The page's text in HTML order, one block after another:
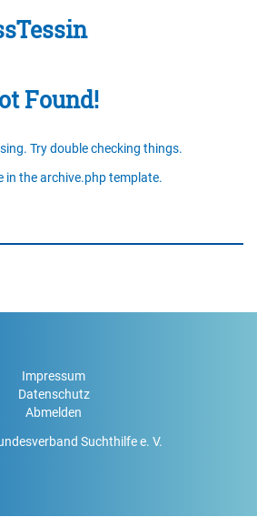
Found!
Try double checking things.
in the archive.php template.
Impressum
Datenschutz
Abmelden
Suchthilfe e. V.